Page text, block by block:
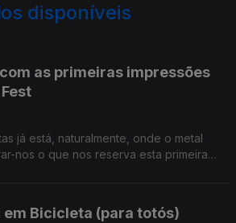
disponíveis
as primeiras impressões
já está, naturalmente, onde o metal
nos o que nos reserva esta primeira
em Bicicleta (para totós)